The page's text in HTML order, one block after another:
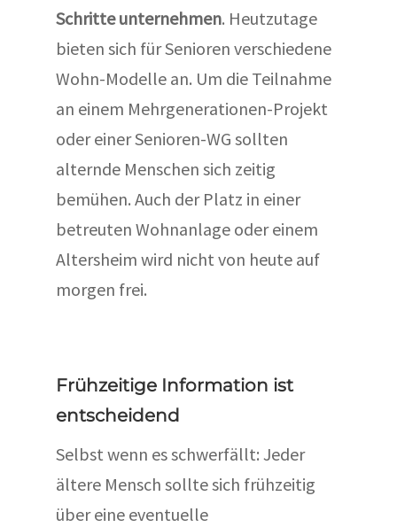
Schritte unternehmen. Heutzutage
bieten sich für Senioren verschiedene
Wohn-Modelle an. Um die Teilnahme
an einem Mehrgenerationen-Projekt
oder einer Senioren-WG sollten
alternde Menschen sich zeitig
bemühen. Auch der Platz in einer
betreuten Wohnanlage oder einem
Altersheim wird nicht von heute auf
morgen frei.
Frühzeitige Information ist
entscheidend
Selbst wenn es schwerfällt: Jeder
ältere Mensch sollte sich frühzeitig
über eine eventuelle